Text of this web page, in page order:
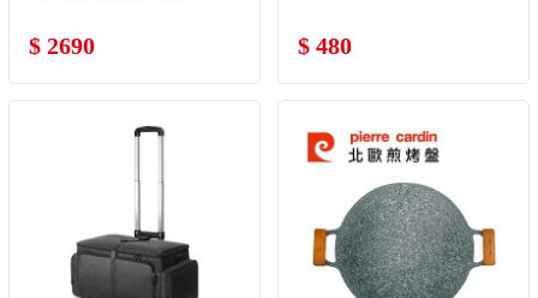
$ 2690 $ 480